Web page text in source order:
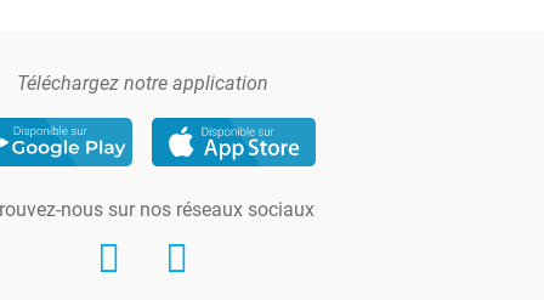
Téléchargez notre application
nous sur nos réseaux sociaux